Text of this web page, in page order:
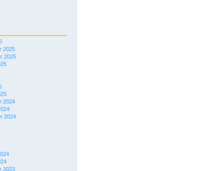
2025
2025
2024
2024
2023